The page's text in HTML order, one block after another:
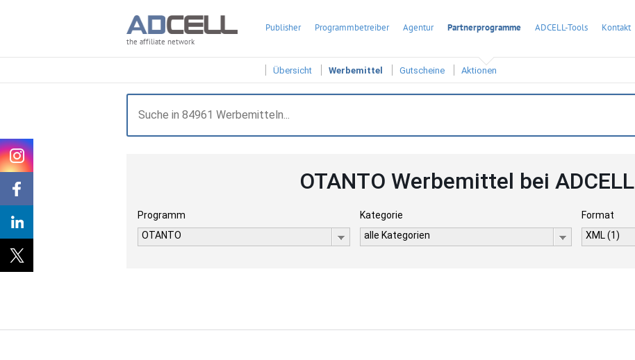
the affiliate network
Publisher Programmbetreiber Agentur Partnerprogramme ADCELL-Tools Kontakt
Übersicht Werbemittel Gutscheine Aktionen
OTANTO Werbemittel bei ADCELL
Programm
OTANTO
Kategorie
alle Kategorien
Format
XML (1)